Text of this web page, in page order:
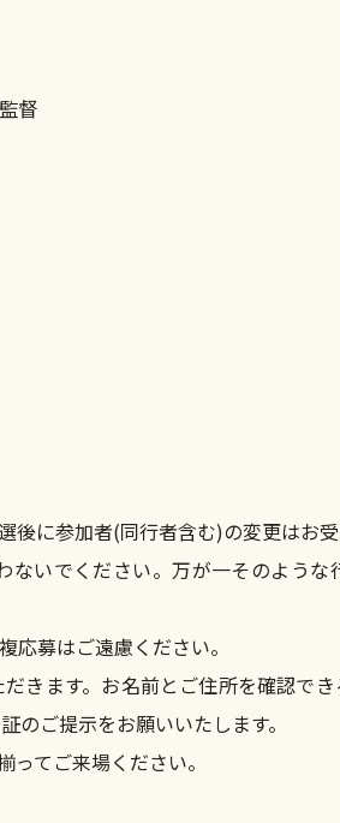
督
に参加者(同行者含む)の変更はお受
いでください。万が一そのよう
応募はご遠慮ください。
きます。お名前とご住所を確認で
ご提示をお願いいたします。
てご来場ください。